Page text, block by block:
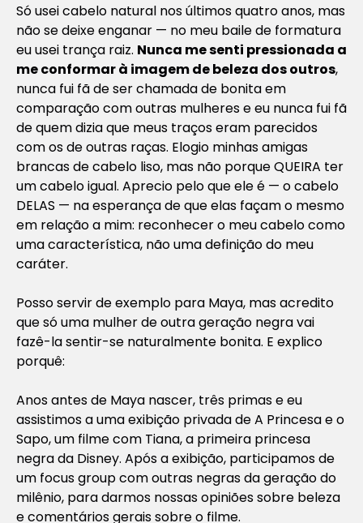
Só usei cabelo natural nos últimos quatro anos, mas
não se deixe enganar — no meu baile de formatura
eu usei trança raiz. Nunca me senti pressionada a
me conformar à imagem de beleza dos outros,
nunca fui fã de ser chamada de bonita em
comparação com outras mulheres e eu nunca fui fã
de quem dizia que meus traços eram parecidos
com os de outras raças. Elogio minhas amigas
brancas de cabelo liso, mas não porque QUEIRA ter
um cabelo igual. Aprecio pelo que ele é — o cabelo
DELAS — na esperança de que elas façam o mesmo
em relação a mim: reconhecer o meu cabelo como
uma característica, não uma definição do meu
caráter.
Posso servir de exemplo para Maya, mas acredito
que só uma mulher de outra geração negra vai
fazê-la sentir-se naturalmente bonita. E explico
porquê:
Anos antes de Maya nascer, três primas e eu
assistimos a uma exibição privada deA Princesa e o
Sapo, um filme com Tiana, a primeira princesa
negra da Disney. Após a exibição, participamos de
um focus group com outras negras da geração do
milênio, para darmos nossas opiniões sobre beleza
e comentários gerais sobre o filme.